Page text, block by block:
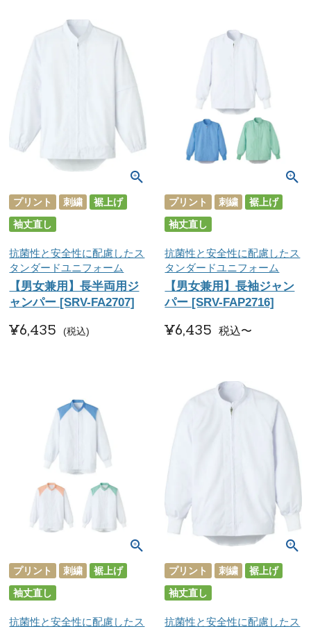
プリント 刺繍
裾上げ
袖丈直し
抗菌性と安全性に配慮したス
タンダードユニフォーム
【男女兼用】長半両用ジ
ャンパー [SRV-FA2707]
¥6,435 税込
プリント 刺繍
裾上げ
袖丈直し
抗菌性と安全性に配慮したス
タンダードユニフォーム
【男女兼用】長袖ジャン
パー [SRV-FAP2716]
¥6,435 税込〜
プリント 刺繍
裾上げ
袖丈直し
抗菌性と安全性に配慮したス
プリント 刺繍
裾上げ
袖丈直し
抗菌性と安全性に配慮したス